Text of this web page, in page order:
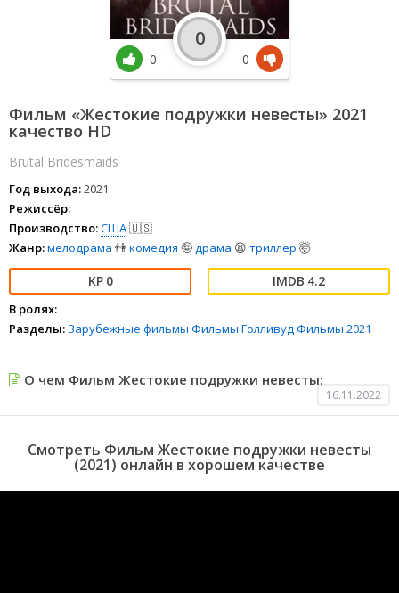
Фильм «Жестокие подружки невесты» 2021
качество HD
Brutal Bridesmaids
Год выхода:2021
Режиссёр:
Производство:США🇺🇸
Жанр:мелодрама 👫комедия 🤪драма 😫 триллер 🤯
0 4.2
В ролях:
Разделы: Зарубежные фильмы Фильмы ГолливудФильмы 2021
0
0
0
О чем Фильм Жестокие подружки невесты:
16.11.2022
Смотреть Фильм Жестокие подружки невесты
(2021) онлайн в хорошем качестве